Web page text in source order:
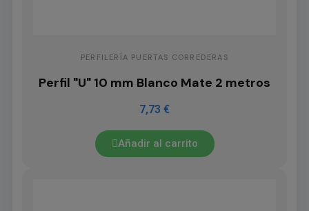
PERFILERÍA PUERTAS CORREDERAS
Perfil "U" 10 mm Blanco Mate 2 metros
7,73 €
Añadir al carrito